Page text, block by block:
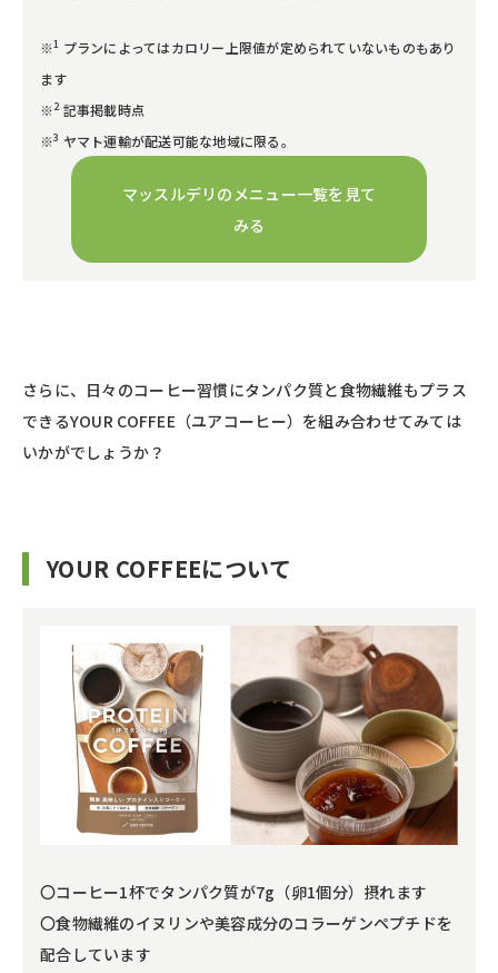
※1 プランによってはカロリー上限値が定められていないものもあり
ます
※2記事掲載時点
※3 ヤマト運輸が配送可能な地域に限る。
マッスルデリのメニュー一覧を見て
みる
さらに、日々のコーヒー習慣にタンパク質と食物繊維もプラス
できるYOUR COFFEE（ユアコーヒー）を組み合わせてみては
いかがでしょうか？
YOUR COFFEEについて
〇コーヒー1杯でタンパク質が7g（卵1個分）摂れます
〇食物繊維のイヌリンや美容成分のコラーゲンペプチドを
配合しています